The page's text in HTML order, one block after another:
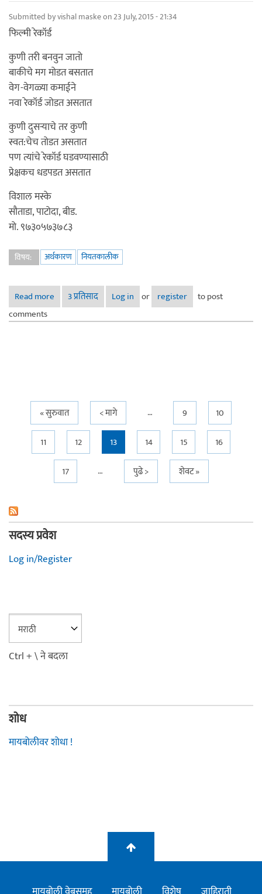
Submitted byvishal maskeon 23 July, 2015 - 21:34
फिल्मी रेकॉर्ड
कुणी तरी बनवुन जातो
बाकीचे मग मोडत बसतात
वेग-वेगळ्या कमाईने
नवा रेकॉर्ड जोडत असतात
कुणी दुसर्‍याचे तर कुणी
स्वत:चेच तोडत असतात
पण त्यांचे रेकॉर्ड घडवण्यासाठी
प्रेक्षकच धडपडत असतात
विशाल मस्के
सौताडा, पाटोदा, बीड.
मो. ९७३०५७३७८३
विषय: अर्थकारण नियतकालीक
Read more about तडका - फिल्मी रेकॉर्ड
3 प्रतिसाद Log in or register
to post
comments
Pages« सुरुवात < मागे … 9
10
11
12 13 14 15
16
17
… पुढे > शेवट »
सदस्य प्रवेश
Log in/Register
Ctrl + \ ने बदला
शोध
मायबोलीवर शोधा !